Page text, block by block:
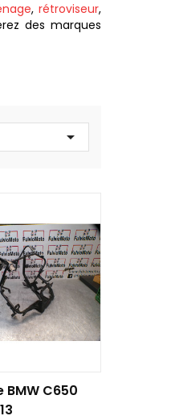
, rétroviseur,
des marques

BMW C650